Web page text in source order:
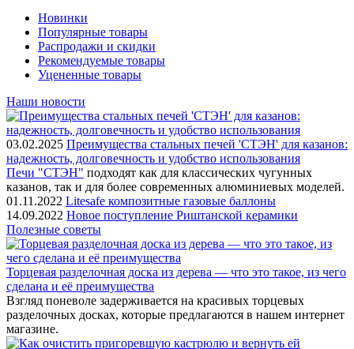
Новинки
Популярные товары
Распродажи и скидки
Рекомендуемые товары
Уцененные товары
Наши новости
03.02.2025 Преимущества стальных печей 'СТЭН' для казанов:
надежность, долговечность и удобство использования
Печи "СТЭН" подходят как для классических чугунных
казанов, так и для более современных алюминиевых моделей.
01.11.2022 Litesafe композитные газовые баллоны
14.09.2022 Новое поступление Риштанской керамики
Полезные советы
Торцевая разделочная доска из дерева — что это такое, из чего
сделана и её преимущества
Взгляд поневоле задерживается на красивых торцевых
разделочных досках, которые предлагаются в нашем интернет
магазине.